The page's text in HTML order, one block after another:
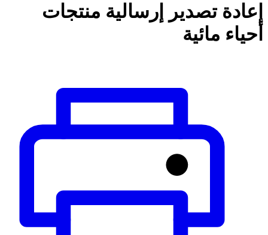
إعادة تصدير إرسالية منتجات
أحياء مائية